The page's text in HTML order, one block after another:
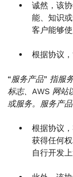
诚然，该
能、知识
客户能够
根据协议
“服务产品” 指服
标志、AWS 网站
或服务。服务产
根据协议
获得任何
自行开发